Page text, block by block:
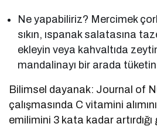
Ne yapabiliriz? Mercimek
sıkın, ıspanak salatasına
ekleyin veya kahvaltıda
mandalinayı bir arada
Bilimsel dayanak: Journal of
çalışmasında C vitamini
emilimini 3 kata kadar